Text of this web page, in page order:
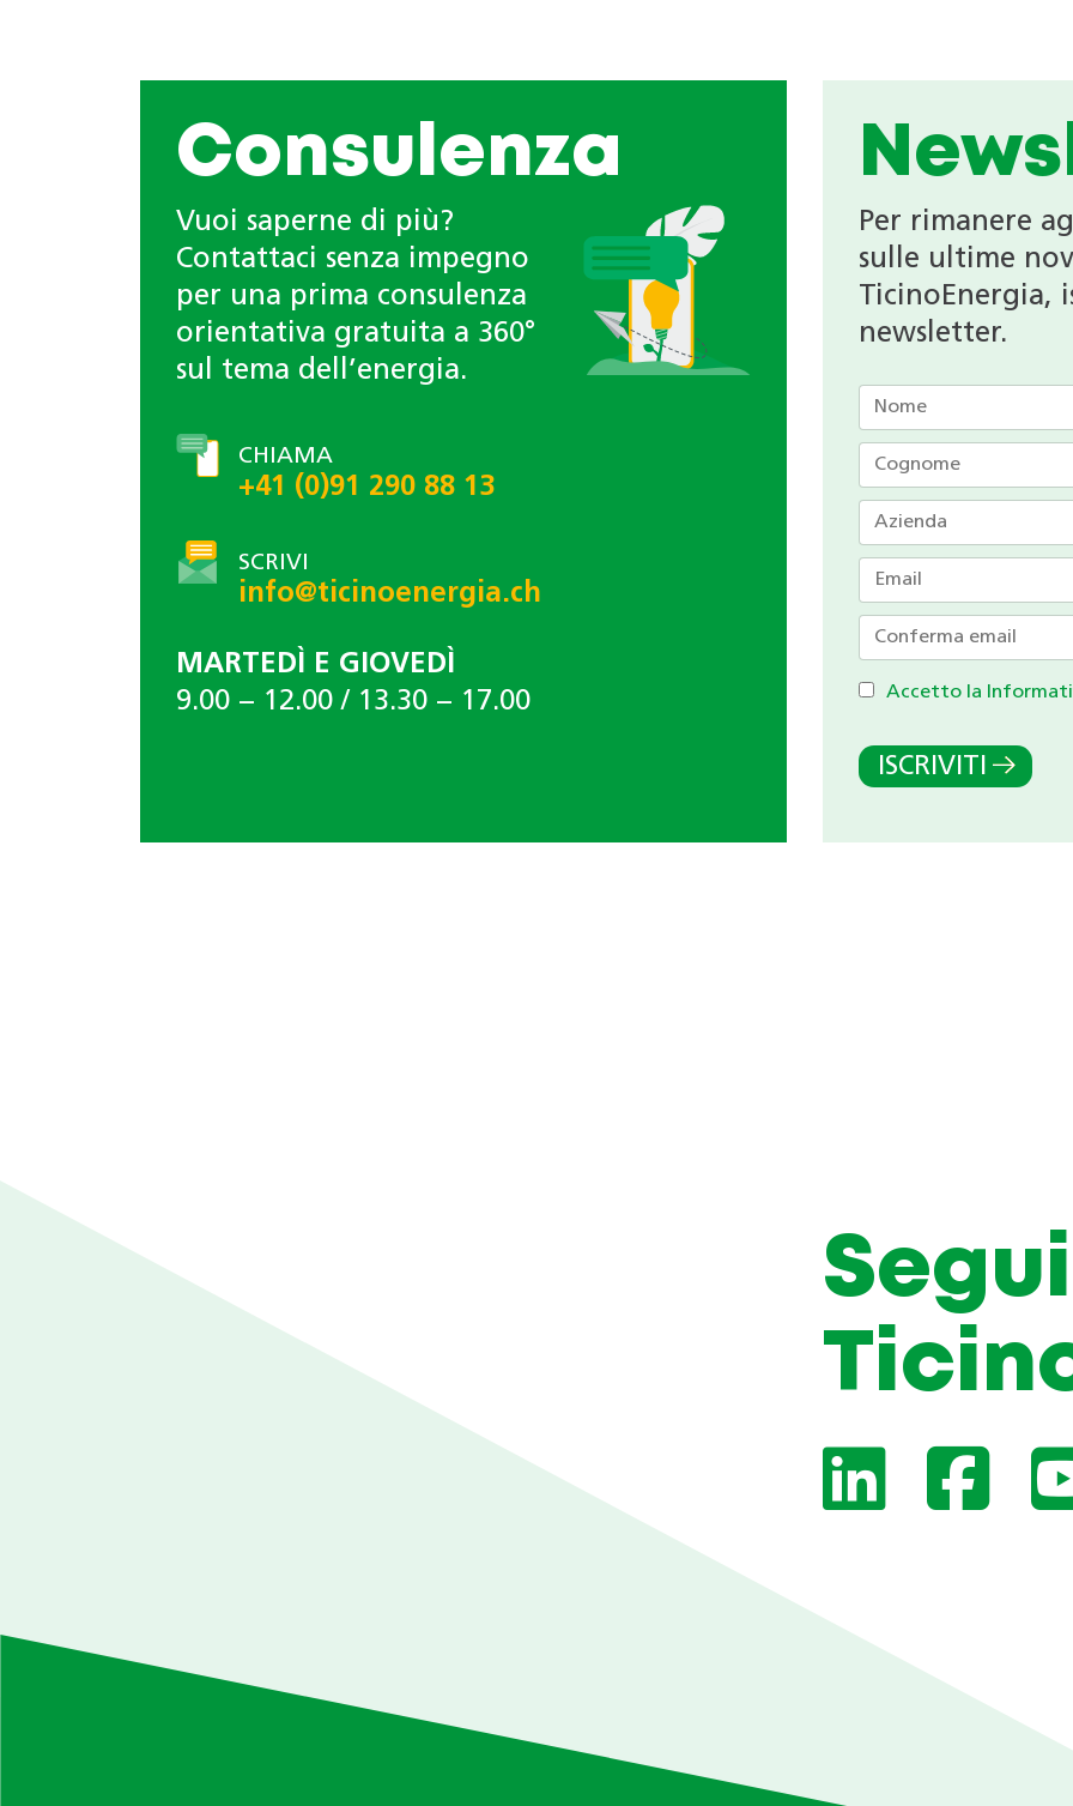
Consulenza
Vuoi saperne di più?
Contattaci senza impegno
per una prima consulenza
orientativa gratuita a 360°
sul tema dell’energia.
CHIAMA
+41 (0)91 290 88 13
SCRIVI
info@ticinoenergia.ch
MARTEDÌ E GIOVEDÌ
9.00 − 12.00 / 13.30 − 17.00
Per rimanere
sulle ultime
TicinoEnergia,
newsletter.
Accetto la
ISCRIVITI
Segui